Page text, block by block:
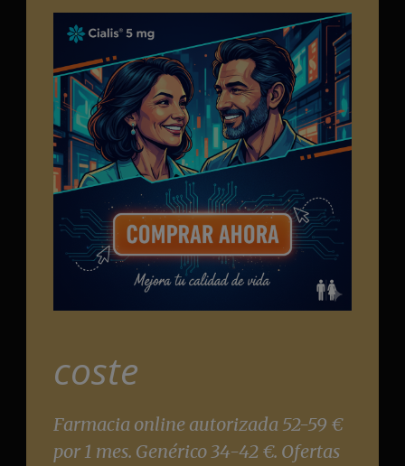
coste
Farmacia online autorizada 52-59 €
por 1 mes. Genérico 34-42 €. Ofertas